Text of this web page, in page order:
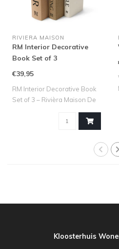
RIVIERA MAISON
RM Interior Decorative
Book Set of 3
€39,95
RM Interior Decorative Book
Set of 3 – Rivièra Maison De
Kloosterhuis